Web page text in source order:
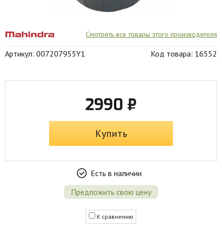
Смотреть все товары этого производителя
Артикул: 007207955Y1 Код товара: 16552
2990 ₽
Купить
Есть в наличии
Предложить свою цену
К сравнению